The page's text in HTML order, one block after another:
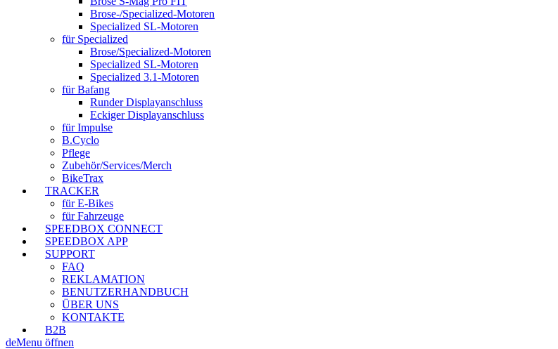
Brose-/Specialized-Motoren
Specialized SL-Motoren
für Specialized
Brose/Specialized-Motoren
Specialized SL-Motoren
Specialized 3.1-Motoren
für Bafang
Runder Displayanschluss
Eckiger Displayanschluss
für Impulse
B.Cyclo
Pflege
Zubehör/Services/Merch
BikeTrax
TRACKER
für E-Bikes
für Fahrzeuge
SPEEDBOX CONNECT
SPEEDBOX APP
SUPPORT
FAQ
REKLAMATION
BENUTZERHANDBUCH
ÜBER UNS
KONTAKTE
B2B
deMenu öffnen